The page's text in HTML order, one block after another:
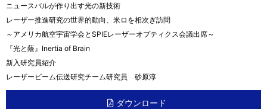
ニュースバルが作り出す光の新技術
レーザー推進研究の世界的動向、米ロを相次ぎ訪問
～アメリカ航空宇宙学会とSPIEレーザーオプティクス会議出席～
『光と蔭』Inertia of Brain
新入研究員紹介
レーザービーム伝送研究チーム研究員 砂原淳
ダウンロード